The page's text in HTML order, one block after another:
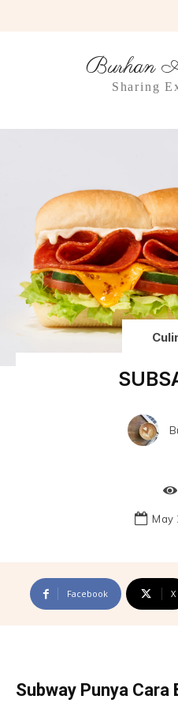
Burhan
Sharing
May
Facebook X
Subway Punya